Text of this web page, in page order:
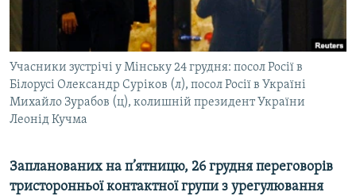
ВІДЕОУРОКИ «ELIFBE»
УКРАЇНСЬКА ПРОБЛЕМА КРИМУ
ІНФОГРАФІКА
Русский
Qırımtatar
ДОЛУЧАЙСЯ!
Усі сайти RFE/RL
Учасники зустрічі у Мінську 24 грудня: посол Росії в
Білорусі Олександр Суріков (л), посол Росії в Україні
Михайло Зурабов (ц), колишній президент України
Леонід Кучма
Запланованих на п’ятницю, 26 грудня переговорів
тристоронньої контактної групи з урегулювання